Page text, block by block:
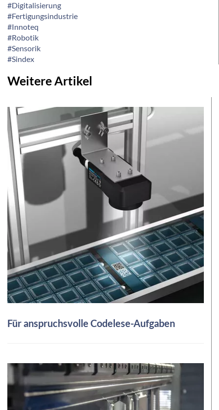
#Digitalisierung
#Fertigungsindustrie
#Innoteq
#Robotik
#Sensorik
#Sindex
Weitere Artikel
Für anspruchsvolle Codelese-Aufgaben